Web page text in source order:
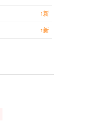
↑新
↑新